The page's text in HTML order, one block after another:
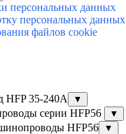
персональных данных
персональных данных
файлов cookie
HFP 35-240А ▼
серии HFP56 ▼
HFP56 ▼